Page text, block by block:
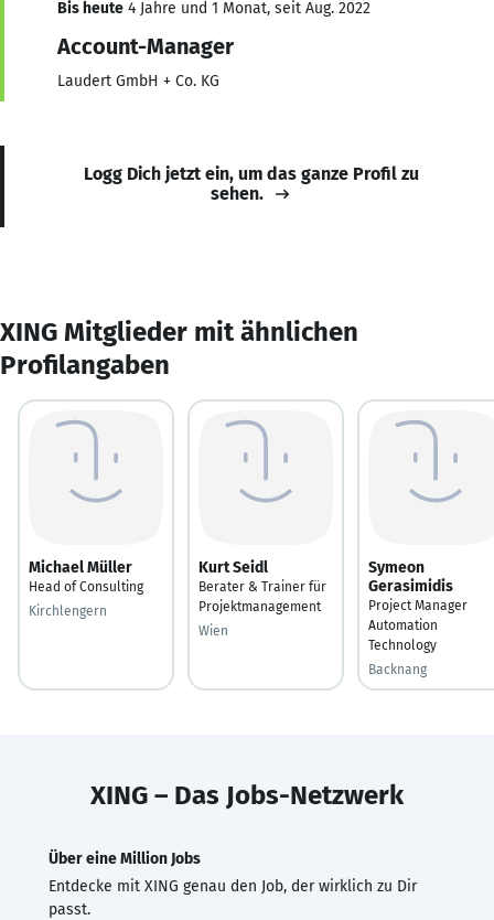
Bis heute 4 Jahre und 1 Monat, seit Aug. 2022
Account-Manager
Laudert GmbH + Co. KG
Logg Dich jetzt ein, um das ganze Profil zu
sehen.
XING Mitglieder mit ähnlichen
Profilangaben
Michael Müller
Head of Consulting
Kirchlengern
Kurt Seidl
Berater & Trainer für
Projektmanagement
Wien
Symeon
Gerasimidis
Project Manager
Automation
Technology
Backnang
XING – Das Jobs-Netzwerk
Über eine Million Jobs
Entdecke mit XING genau den Job, der wirklich zu Dir
passt.